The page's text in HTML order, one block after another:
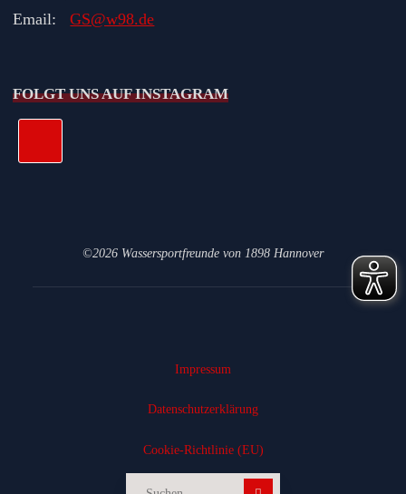
Email:GS@w98.de
FOLGT UNS AUF INSTAGRAM
©2026 Wassersportfreunde von 1898 Hannover
Impressum
Datenschutz­erklärung
Cookie-Richtlinie (EU)